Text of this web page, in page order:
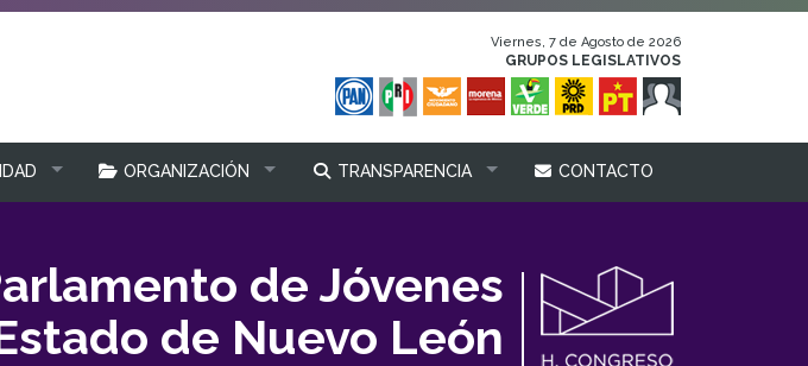
Viernes, 7 de Agosto de 2026
GRUPOS LEGISLATIVOS
ORGANIZACIÓN TRANSPARENCIA CONTACTO
de Jóvenes
de Nuevo León